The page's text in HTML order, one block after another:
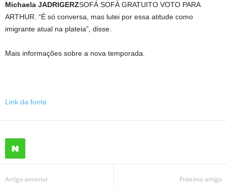
Michaela JADRIGERZSOFÁ SOFÁ GRATUITO VOTO PARA
ARTHUR. “É só conversa, mas lutei por essa atitude como
imigrante atual na plateia”, disse.
Mais informações sobre a nova temporada.
Link da fonte
Artigo anterior Próximo artigo